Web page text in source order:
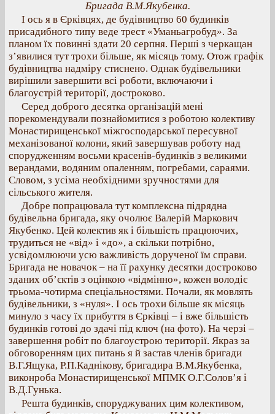
Бригада В.М.Якубенка.
І ось я в Єрківцях, де будівництво 60 будинків
присадибного типу веде трест «Уманьагробуд». За
планом їх повинні здати 20 серпня. Перші з черкащан
з’явилися тут трохи більше, як місяць тому. Отож графік
будівництва надміру стиснено. Однак будівельники
вирішили завершити всі роботи, включаючи і
благоустрій території, достроково.
Серед доброго десятка організацій мені
порекомендували познайомитися з роботою колективу
Монастирищенської міжгосподарської пересувної
механізованої колони, який завершував роботу над
спорудженням восьми красенів-будинків з великими
верандами, водяним опаленням, погребами, сараями.
Словом, з усіма необхідними зручностями для
сільського жителя.
Добре попрацювала тут комплексна підрядна
будівельна бригада, яку очолює Валерій Маркович
Якубенко. Цей колектив як і більшість працюючих,
трудиться не «від» і «до», а скільки потрібно,
усвідомлюючи усю важливість дорученої їм справи.
Бригада не новачок – на її рахунку десятки достроково
зданих об’єктів з оцінкою «відмінно», кожен володіє
трьома-чотирма спеціальностями. Почали, як мовлять
будівельники, з «нуля». І ось трохи більше як місяць
минуло з часу їх прибуття в Єрківці – і вже більшість
будинків готові до здачі під ключ (на фото). На черзі –
завершення робіт по благоустрою території. Якраз за
обговоренням цих питань я й застав членів бригади
В.Г.Ящука, Р.П.Каднікову, бригадира В.М.Якубенка,
виконроба Монастирищенської МПМК О.Г.Солов’я і
В.Д.Гунька.
Решта будинків, споруджуваних цим колективом,